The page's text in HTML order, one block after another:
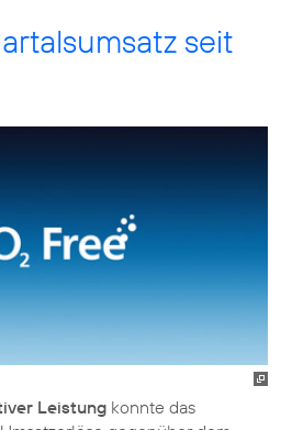
seit
Leistung konnte das